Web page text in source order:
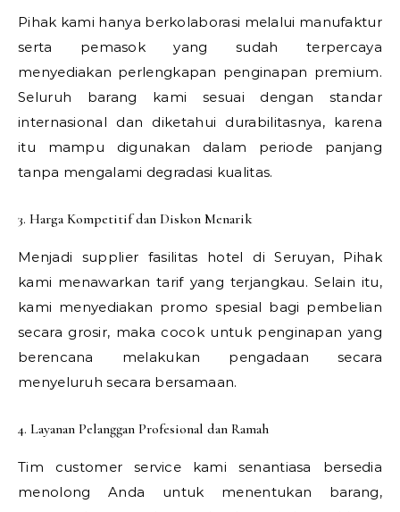
Pihak kami hanya berkolaborasi melalui manufaktur
serta pemasok yang sudah terpercaya
menyediakan perlengkapan penginapan premium.
Seluruh barang kami sesuai dengan standar
internasional dan diketahui durabilitasnya, karena
itu mampu digunakan dalam periode panjang
tanpa mengalami degradasi kualitas.
3. Harga Kompetitif dan Diskon Menarik
Menjadi supplier fasilitas hotel di Seruyan, Pihak
kami menawarkan tarif yang terjangkau. Selain itu,
kami menyediakan promo spesial bagi pembelian
secara grosir, maka cocok untuk penginapan yang
berencana melakukan pengadaan secara
menyeluruh secara bersamaan.
4. Layanan Pelanggan Profesional dan Ramah
Tim customer service kami senantiasa bersedia
menolong Anda untuk menentukan barang,